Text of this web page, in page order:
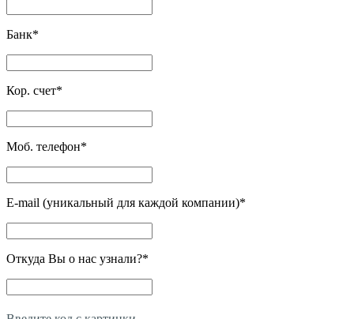
Банк*
Кор. счет*
Моб. телефон*
E-mail (уникальный для каждой компании)*
Откуда Вы о нас узнали?*